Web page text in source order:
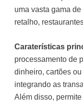
uma vasta gama
retalho,
Caraterísticas
processamento de
dinheiro, cartões
integrando as
Além disso,